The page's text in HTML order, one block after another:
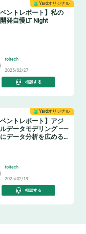
Yardオリジナル
ベントレポート】私の
発自慢LT Night
toitech
2025/02/27
相談する
Yardオリジナル
ベントレポート】アジ
データモデリング ——
データ分析を広める
toitech
2025/02/19
相談する